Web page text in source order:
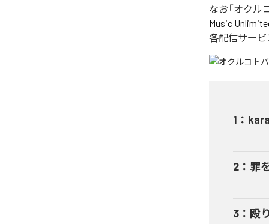
なお「オクル
Music
各配信サービ
1 ：
2 ： 罪
3 ： 殴